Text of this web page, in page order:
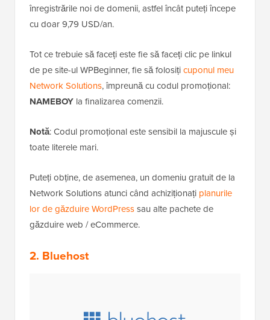
înregistrările noi de domenii, astfel încât puteți începe
cu doar 9,79 USD/an.
Tot ce trebuie să faceți este fie să faceți clic pe linkul
de pe site-ul WPBeginner, fie să folosițicuponul meu
Network Solutions, împreună cu codul promoțional:
NAMEBOY la finalizarea comenzii.
Notă: Codul promoțional este sensibil la majuscule și
toate literele mari.
Puteți obține, de asemenea, un domeniu gratuit de la
Network Solutions atunci când achiziționați planurile
lor de găzduire WordPresssau alte pachete de
găzduire web / eCommerce.
2. Bluehost